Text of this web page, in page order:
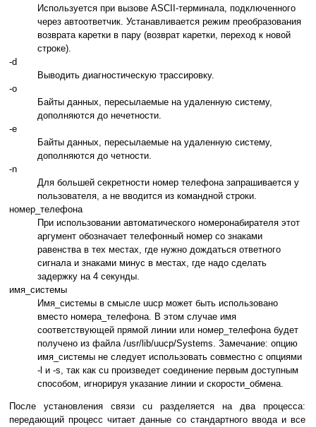
Используется при вызове ASCII-терминала, подключенного
через автоответчик. Устанавливается режим преобразования
возврата каретки в пару (возврат каретки, переход к новой
строке).
-d
Выводить диагностическую трассировку.
-o
Байты данных, пересылаемые на удаленную систему,
дополняются до нечетности.
-e
Байты данных, пересылаемые на удаленную систему,
дополняются до четности.
-n
Для большей секретности номер телефона запрашивается у
пользователя, а не вводится из командной строки.
номер_телефона
При использовании автоматического номеронабирателя этот
аргумент обозначает телефонный номер со знаками
равенства в тех местах, где нужно дождаться ответного
сигнала и знаками минус в местах, где надо сделать
задержку на 4 секунды.
имя_системы
Имя_системы в смысле uucp может быть использовано
вместо номера_телефона. В этом случае имя
соответствующей прямой линии или номер_телефона будет
получено из файла /usr/lib/uucp/Systems. Замечание: опцию
имя_системы не следует использовать совместно с опциями
-l и -s, так как cu произведет соединение первым доступным
способом, игнорируя указание линии и скорости_обмена.
После установления связи cu разделяется на два процесса:
передающий процесс читает данные со стандартного ввода и все